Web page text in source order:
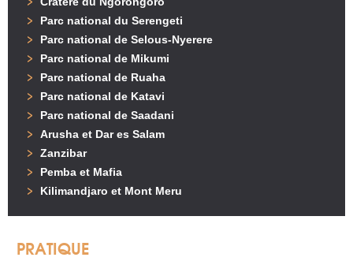
Parc national du Serengeti
Parc national de Selous-Nyerere
Parc national de Mikumi
Parc national de Ruaha
Parc national de Katavi
Parc national de Saadani
Arusha et Dar es Salam
Zanzibar
Pemba et Mafia
Kilimandjaro et Mont Meru
PRATIQUE